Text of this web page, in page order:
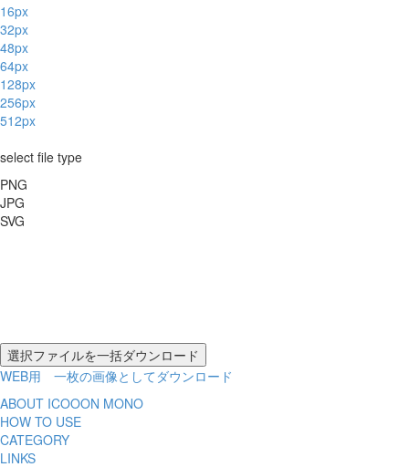
16px
32px
48px
64px
128px
256px
512px
select file type
PNG
JPG
SVG
WEB用 一枚の画像としてダウンロード
ABOUT ICOOON MONO
HOW TO USE
CATEGORY
LINKS